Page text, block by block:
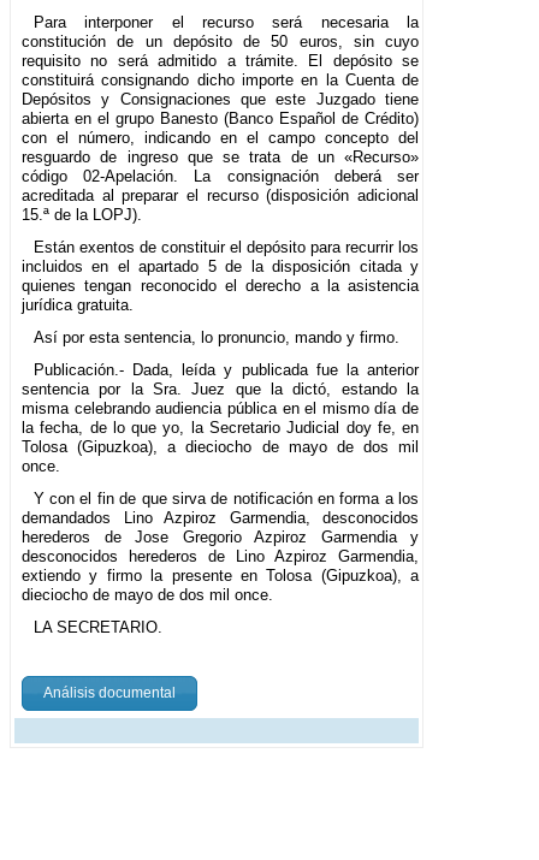
Para interponer el recurso será necesaria la
constitución de un depósito de 50 euros, sin cuyo
requisito no será admitido a trámite. El depósito se
constituirá consignando dicho importe en la Cuenta de
Depósitos y Consignaciones que este Juzgado tiene
abierta en el grupo Banesto (Banco Español de Crédito)
con el número, indicando en el campo concepto del
resguardo de ingreso que se trata de un «Recurso»
código 02-Apelación. La consignación deberá ser
acreditada al preparar el recurso (disposición adicional
15.ª de la LOPJ).
Están exentos de constituir el depósito para recurrir los
incluidos en el apartado 5 de la disposición citada y
quienes tengan reconocido el derecho a la asistencia
jurídica gratuita.
Así por esta sentencia, lo pronuncio, mando y firmo.
Publicación.- Dada, leída y publicada fue la anterior
sentencia por la Sra. Juez que la dictó, estando la
misma celebrando audiencia pública en el mismo día de
la fecha, de lo que yo, la Secretario Judicial doy fe, en
Tolosa (Gipuzkoa), a dieciocho de mayo de dos mil
once.
Y con el fin de que sirva de notificación en forma a los
demandados Lino Azpiroz Garmendia, desconocidos
herederos de Jose Gregorio Azpiroz Garmendia y
desconocidos herederos de Lino Azpiroz Garmendia,
extiendo y firmo la presente en Tolosa (Gipuzkoa), a
dieciocho de mayo de dos mil once.
LA SECRETARIO.
Análisis documental